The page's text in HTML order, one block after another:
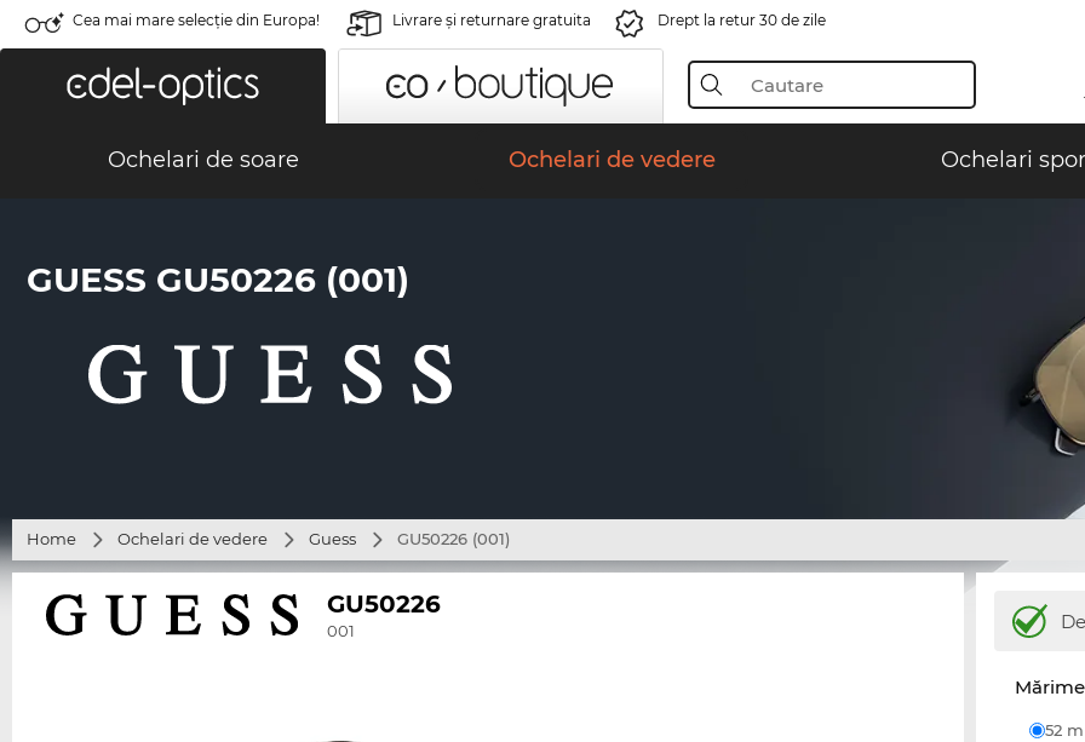
Cea mai mare selecție din Europa! Livrare şi returnare gratuita Drept la retur 30 de zile
Ochelari de soare Ochelari de vedere Ochelari
GUESS GU50226 (001)
Home Ochelari de vedere Guess GU50226 (001)
GU50226
001
52